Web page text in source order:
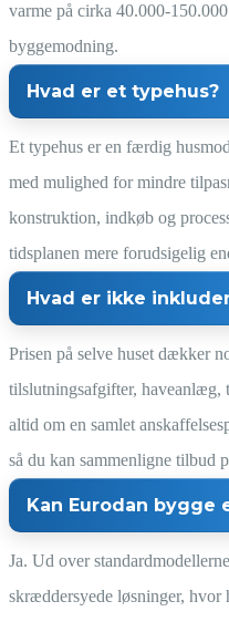
varme på cirka 40.000-
byggemodning.
Hvad er et typehus?
Et typehus er en færdig
med mulighed for mindre
konstruktion, indkøb og
tidsplanen mere forudsigelig
Hvad er ikke
Prisen på selve huset dækker
tilslutningsafgifter, haveanlæg,
altid om en samlet
så du kan sammenligne tilbud
Kan Eurodan bygge
Ja. Ud over
skræddersyede løsninger, hvor